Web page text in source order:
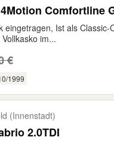
GOLF IV 1.8 4Motion Comfortline
eingetragen, Ist als
im...
€
1999
(Innenstadt)
2.0TDI